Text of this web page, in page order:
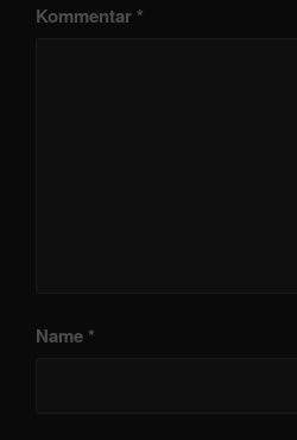
Kommentar *
Name *